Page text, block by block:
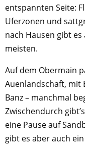
entspannten Seite:
Uferzonen und
nach Hausen gibt
meisten.
Auf dem Obermain
Auenlandschaft, mit
Banz – manchmal
Zwischendurch
eine Pause auf
gibt es aber auch